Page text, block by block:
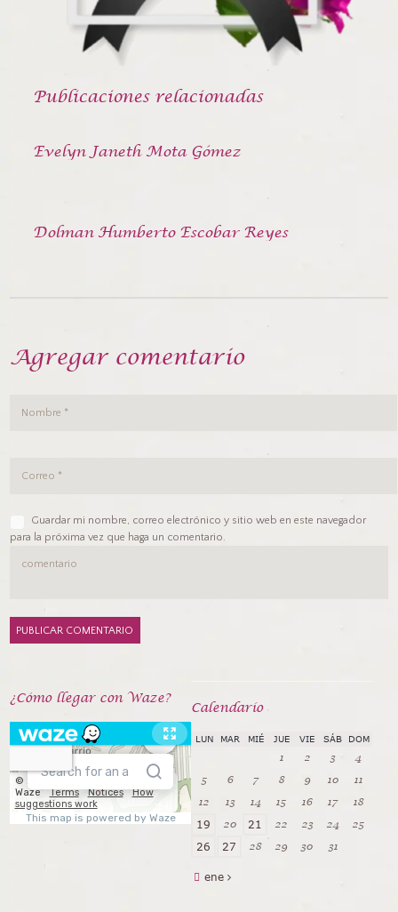
Publicaciones relacionadas
Evelyn Janeth Mota Gómez
Dolman Humberto Escobar Reyes
Agregar comentario
Guardar mi nombre, correo electrónico y sitio web en este navegador
para la próxima vez que haga un comentario.
¿Cómo llegar con Waze?
Calendarío
LUN MAR MIÉ JUE VIE SÁB DOM
1 2 3
4
5
6 7 8 9 10
11
12
13 14 15 16 17 18
19 20 21 22 23 24 25
26 27 28 29 30 31
ene